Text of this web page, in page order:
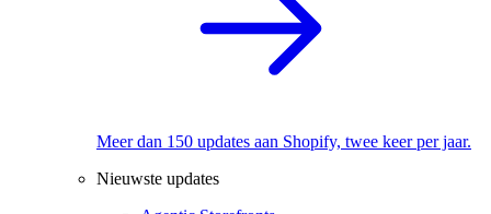
Meer dan 150 updates aan Shopify, twee keer per jaar.
Nieuwste updates